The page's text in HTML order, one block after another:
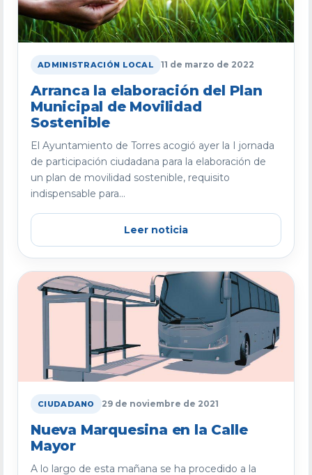
ADMINISTRACIÓN LOCAL 11 de marzo de 2022
Arranca la elaboración del Plan
Municipal de Movilidad
Sostenible
El Ayuntamiento de Torres acogió ayer la I jornada
de participación ciudadana para la elaboración de
un plan de movilidad sostenible, requisito
indispensable para...
Leer noticia
CIUDADANO 29 de noviembre de 2021
Nueva Marquesina en la Calle
Mayor
A lo largo de esta mañana se ha procedido a la